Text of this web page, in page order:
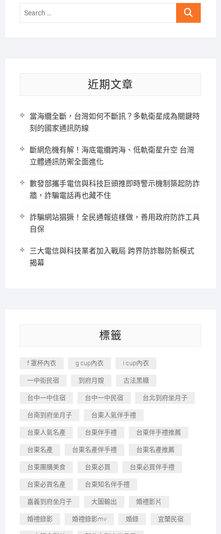
Search
近期文章
當海纜全斷，台灣如何不斷訊？多軌衛星成為關鍵時
刻的國家通訊防線
斷網危機有解！海底電纜跨海、低軌衛星升空 台灣
立體通訊防禦全面進化
數發部攜手電信與科技巨頭推即時警示機制築起防詐
牆，詐騙電話再也藏不住
詐騙網站猖獗！全民通報這樣做，善用政府防詐工具
自保
三大電信與科技業者加入戰局 跨界防詐聯防新模式
揭幕
標籤
f 罩杯內衣 g cup內衣 i cup內衣
一中街民宿 到府月嫂 古法黑糖
台中一中住宿 台中一中民宿 台北到府坐月子
台南到府坐月子 台東人氣伴手禮
台東人氣名產 台東伴手禮 台東伴手禮推薦
台東名產 台東名產伴手禮 台東名產推薦
台東團購美食 台東必買 台東必買伴手禮
台東必買名產 台東知名伴手禮
嘉義到府坐月子 大圖輸出 婚禮影片
婚禮錄影 婚禮錄影mv 婚錄 宜蘭民宿